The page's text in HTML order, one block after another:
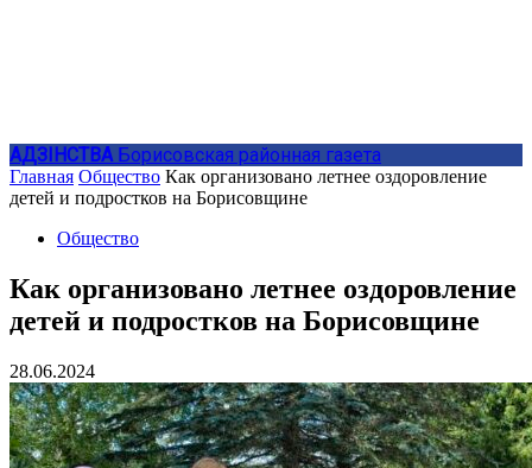
АДЗIНСТВА Борисовская районная газета
Главная Общество Как организовано летнее оздоровление
детей и подростков на Борисовщине
Общество
Как организовано летнее оздоровление
детей и подростков на Борисовщине
28.06.2024